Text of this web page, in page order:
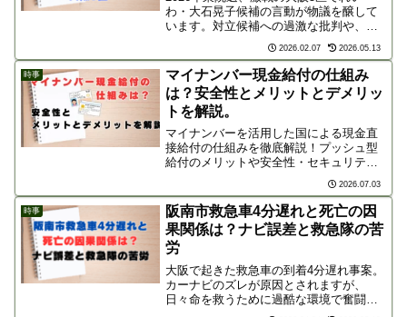
わ・大石晃子候補の言動が物議を醸して
います。対立候補への過激な批判や、山
本太郎氏の議員辞職に伴う孤立無援の戦
い。「ヤケクソ」と自認する捨て身の戦
術に、冷ややかな世間の反応や現場の状
況を詳しく解説します。
2026.02.07 2026.05.13
時事
マイナンバー現金給付の仕組み
は？安全性とメリットとデメリッ
トを解説。
マイナンバーを活用した国による現金直
接給付の仕組みを徹底解説！プッシュ型
給付のメリットや安全性・セキュリティ
の課題、減税を求めるネットのリアルな
声まで、新制度の問題点と利便性を分か
りやすく紹介。
2026.07.03
時事
阪南市救急車4分遅れと死亡の因
果関係は？ナビ誤差と救急隊の苦
労
大阪で起きた救急車の到着4分遅れ事案。
カーナビのズレが原因とされますが、
日々命を救うために過酷な環境で奮闘す
る救急隊を責めるべきでしょうか？ネッ